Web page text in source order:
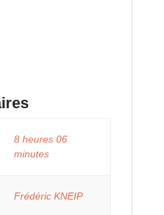
8 heures 06
minutes
Frédéric KNEIP